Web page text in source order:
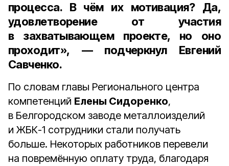
процесса. В чём их мотивация? Да,
удовлетворение от участия
в захватывающем проекте, но оно
проходит», — подчеркнул Евгений
Савченко.
По словам главы Регионального центра
компетенций Елены Сидоренко,
в Белгородском заводе металлоизделий
и ЖБК-1 сотрудники стали получать
больше. Некоторых работников перевели
на повремённую оплату труда, благодаря